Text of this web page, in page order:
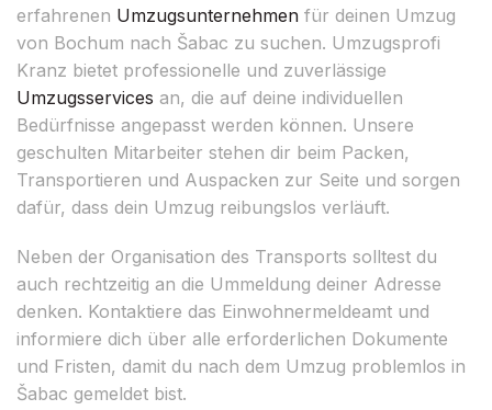
erfahrenen Umzugsunternehmen für deinen Umzug
von Bochum nach Šabac zu suchen. Umzugsprofi
Kranz bietet professionelle und zuverlässige
Umzugsservices an, die auf deine individuellen
Bedürfnisse angepasst werden können. Unsere
geschulten Mitarbeiter stehen dir beim Packen,
Transportieren und Auspacken zur Seite und sorgen
dafür, dass dein Umzug reibungslos verläuft.
Neben der Organisation des Transports solltest du
auch rechtzeitig an die Ummeldung deiner Adresse
denken. Kontaktiere das Einwohnermeldeamt und
informiere dich über alle erforderlichen Dokumente
und Fristen, damit du nach dem Umzug problemlos in
Šabac gemeldet bist.